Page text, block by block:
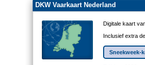
DKW Vaarkaart Nederland
Digitale kaart
Inclusief extra
Sneekweek-